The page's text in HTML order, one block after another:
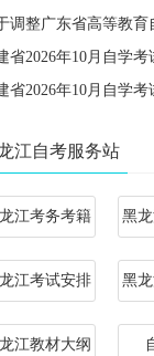
省2026年10月自学
省2026年10月自学考
江自考服务站
江考务考籍 黑
江考试安排 黑
江教材大纲